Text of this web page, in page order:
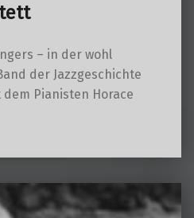
– in der wohl
der Jazzgeschichte
Pianisten Horace